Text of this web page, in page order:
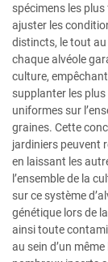
spécimens les
ajuster les
distincts, le tout au
chaque alvéole
culture,
supplanter les
uniformes sur
graines. Cette
jardiniers peuvent
en laissant les
l’ensemble de la
sur ce système
génétique lors de
ainsi toute
au sein d’un